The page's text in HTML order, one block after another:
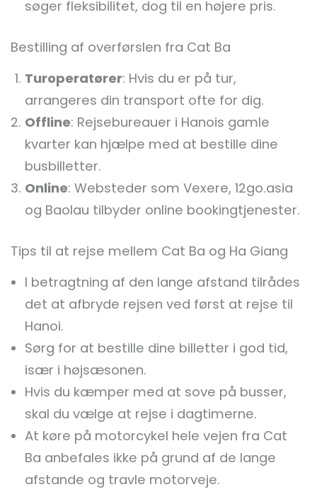
søger fleksibilitet, dog til en højere pris.
Bestilling af overførslen fra Cat Ba
Turoperatører: Hvis du er på tur,
arrangeres din transport ofte for dig.
Offline: Rejsebureauer i Hanois gamle
kvarter kan hjælpe med at bestille dine
busbilletter.
Online: Websteder som Vexere, 12go.asia
og Baolau tilbyder online bookingtjenester.
Tips til at rejse mellem Cat Ba og Ha Giang
I betragtning af den lange afstand tilrådes
det at afbryde rejsen ved først at rejse til
Hanoi.
Sørg for at bestille dine billetter i god tid,
især i højsæsonen.
Hvis du kæmper med at sove på busser,
skal du vælge at rejse i dagtimerne.
At køre på motorcykel hele vejen fra Cat
Ba anbefales ikke på grund af de lange
afstande og travle motorveje.